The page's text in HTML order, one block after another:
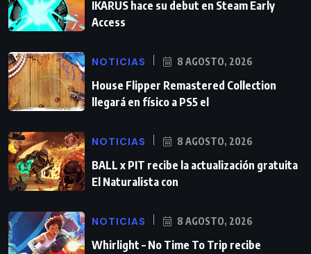
IKARUS hace su debut en Steam Early
Access
NOTICIAS 8 AGOSTO, 2026
House Flipper Remastered Collection
llegará en físico a PS5 el
NOTICIAS 8 AGOSTO, 2026
BALL x PIT recibe la actualización gratuita
El Naturalista con
NOTICIAS 8 AGOSTO, 2026
Whirlight – No Time To Trip recibe